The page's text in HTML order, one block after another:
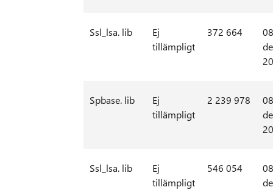
Ssl_lsa. lib
Ej
tillämpligt
372 664
Spbase. lib
Ej
tillämpligt
2 239 978
Ssl_lsa. lib
Ej
tillämpligt
546 054